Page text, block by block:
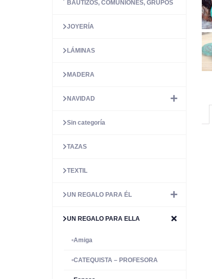
BAUTIZOS, COMUNIONES, GRUPOS
JOYERÍA
LÁMINAS
MADERA
NAVIDAD
Sin categoría
TAZAS
TEXTIL
UN REGALO PARA ÉL
UN REGALO PARA ELLA
Amiga
CATEQUISTA – PROFESORA